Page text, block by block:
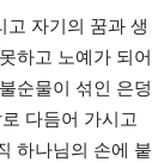
자기의 꿈과 생
하고 노예가 되어
순물이 섞인 은덩
다듬어 가시고
하나님의 손에 붙